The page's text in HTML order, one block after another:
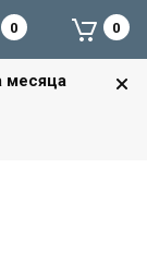
месяца
0 0